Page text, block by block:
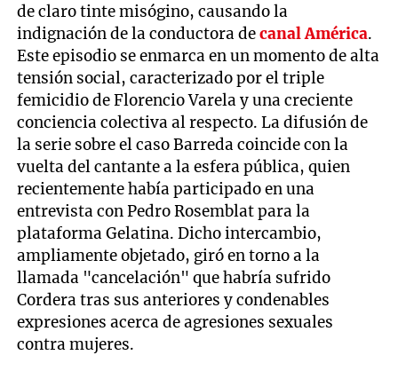
de claro tinte misógino, causando la
indignación de la conductora decanal América.
Este episodio se enmarca en un momento de alta
tensión social, caracterizado por el triple
femicidio de Florencio Varela y una creciente
conciencia colectiva al respecto. La difusión de
la serie sobre el caso Barreda coincide con la
vuelta del cantante a la esfera pública, quien
recientemente había participado en una
entrevista con Pedro Rosemblat para la
plataforma Gelatina. Dicho intercambio,
ampliamente objetado, giró en torno a la
llamada "cancelación" que habría sufrido
Cordera tras sus anteriores y condenables
expresiones acerca de agresiones sexuales
contra mujeres.